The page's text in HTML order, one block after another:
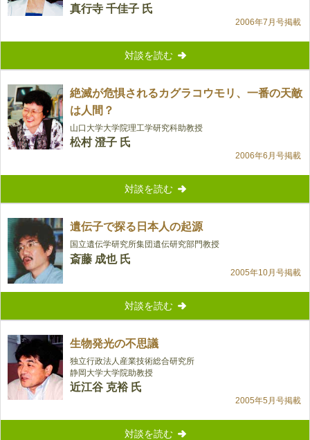
真行寺 千佳子 氏
2006年7月号掲載
対談を読む
絶滅が危惧されるカグラコウモリ、一番の天敵
は人間？
山口大学大学院理工学研究科助教授
松村 澄子 氏
2006年6月号掲載
対談を読む
遺伝子で探る日本人の起源
国立遺伝学研究所集団遺伝研究部門教授
斎藤 成也 氏
2005年10月号掲載
対談を読む
生物発光の不思議
独立行政法人産業技術総合研究所
静岡大学大学院助教授
近江谷 克裕 氏
2005年5月号掲載
対談を読む